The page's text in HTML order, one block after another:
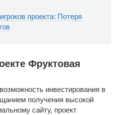
проекта: Потеря
Фруктовая
инвестирования в
получения высокой
сайту, проект